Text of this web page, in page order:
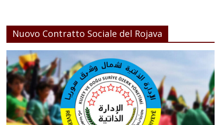
Nuovo Contratto Sociale del Rojava